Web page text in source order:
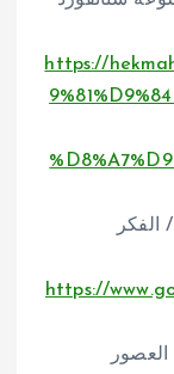
https://
الفكر
https://